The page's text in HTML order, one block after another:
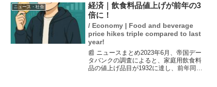
ニュース・社会
経済｜飲食料品値上げが前年の3
倍に！
/ Economy | Food and beverage
price hikes triple compared to last
year!
📰 ニュースまとめ2023年6月、帝国デー
タバンクの調査によると、家庭用飲食料
品の値上げ品目が1932に達し、前年同月